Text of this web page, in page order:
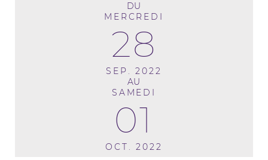
DU
MERCREDI
28
SEP. 2022
AU
SAMEDI
01
OCT. 2022